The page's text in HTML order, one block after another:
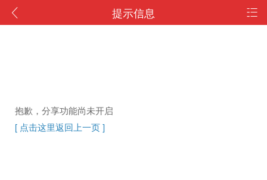
提示信息
抱歉，分享功能尚未开启
[ 点击这里返回上一页 ]